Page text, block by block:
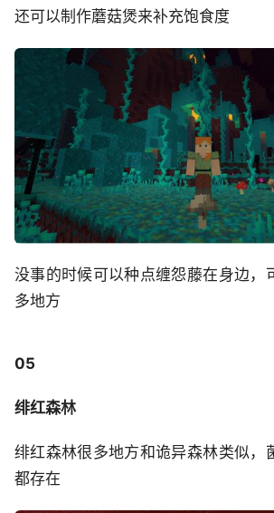
还可以制作蘑菇煲来补充饱食度
没事的时候可以种点缠怨藤在身边，
多地方
05
绯红森林
绯红森林很多地方和诡异森林类似，
都存在